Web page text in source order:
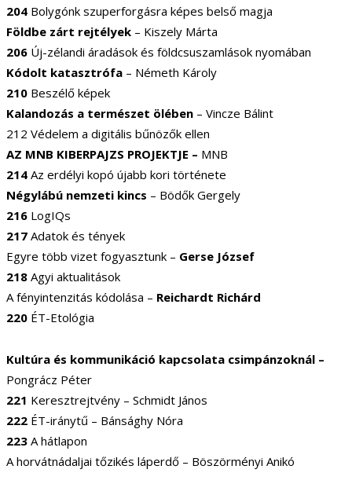
204 Bolygónk szuperforgásra képes belső magja
Földbe zárt rejtélyek – Kiszely Márta
206 Új-zélandi áradások és földcsuszamlások nyomában
Kódolt katasztrófa – Németh Károly
210 Beszélő képek
Kalandozás a természet ölében – Vincze Bálint
212 Védelem a digitális bűnözők ellen
AZ MNB KIBERPAJZS PROJEKTJE – MNB
214 Az erdélyi kopó újabb kori története
Négylábú nemzeti kincs – Bödők Gergely
216 LogIQs
217 Adatok és tények
Egyre több vizet fogyasztunk – Gerse József
218 Agyi aktualitások
A fényintenzitás kódolása – Reichardt Richárd
220 ÉT-Etológia
Kultúra és kommunikáció kapcsolata csimpánzoknál –
Pongrácz Péter
221 Keresztrejtvény – Schmidt János
222 ÉT-iránytű – Bánsághy Nóra
223 A hátlapon
A horvátnádaljai tőzikés láperdő – Böszörményi Anikó